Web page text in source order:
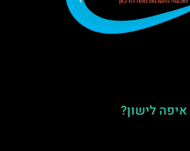
איפה לישון?